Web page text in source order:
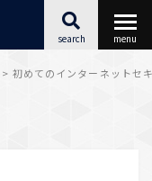
search menu
> 初めてのインターネット